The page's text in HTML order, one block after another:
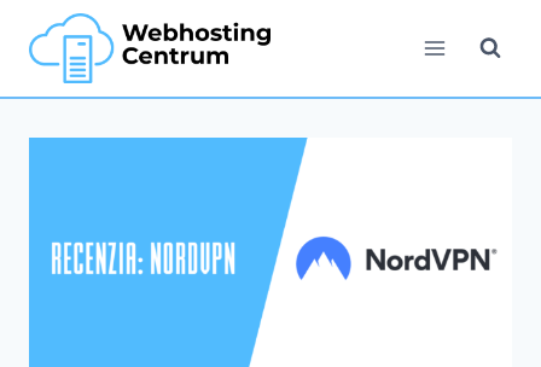
content